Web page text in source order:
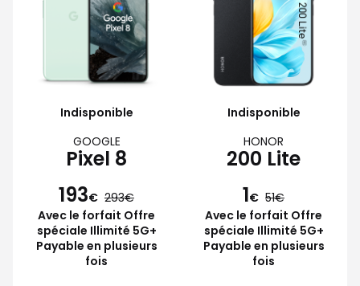
Indisponible
GOOGLE
Pixel 8
193€ 293
Avec le forfait Offre
spéciale Illimité 5G+
Payable en plusieurs
fois
Indisponible
HONOR
200 Lite
1€ 51
Avec le forfait Offre
spéciale Illimité 5G+
Payable en plusieurs
fois